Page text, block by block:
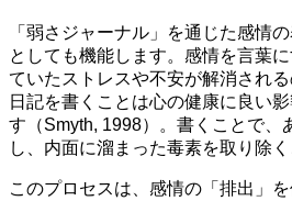
「弱さジャーナル」を通じた感情
としても機能します。感情を言葉
ていたストレスや不安が解消される
日記を書くことは心の健康に良い
す（Smyth, 1998）。書くことで、
し、内面に溜まった毒素を取り除
このプロセスは、感情の「排出」